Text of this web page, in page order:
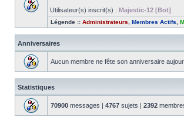
Utilisateur(s) inscrit(s) : Majestic-12 [Bot]
Légende :: Administrateurs Membres Actifs
Anniversaires
Aucun membre ne fête son anniversaire
Statistiques
70900 messages | 4767 sujets | 2392